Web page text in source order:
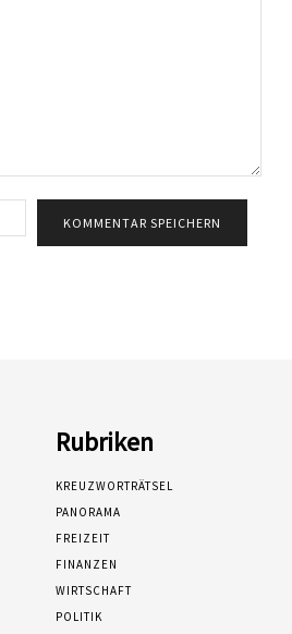
Mail:*
Rubriken
KREUZWORTRÄTSEL
PANORAMA
FREIZEIT
FINANZEN
WIRTSCHAFT
POLITIK